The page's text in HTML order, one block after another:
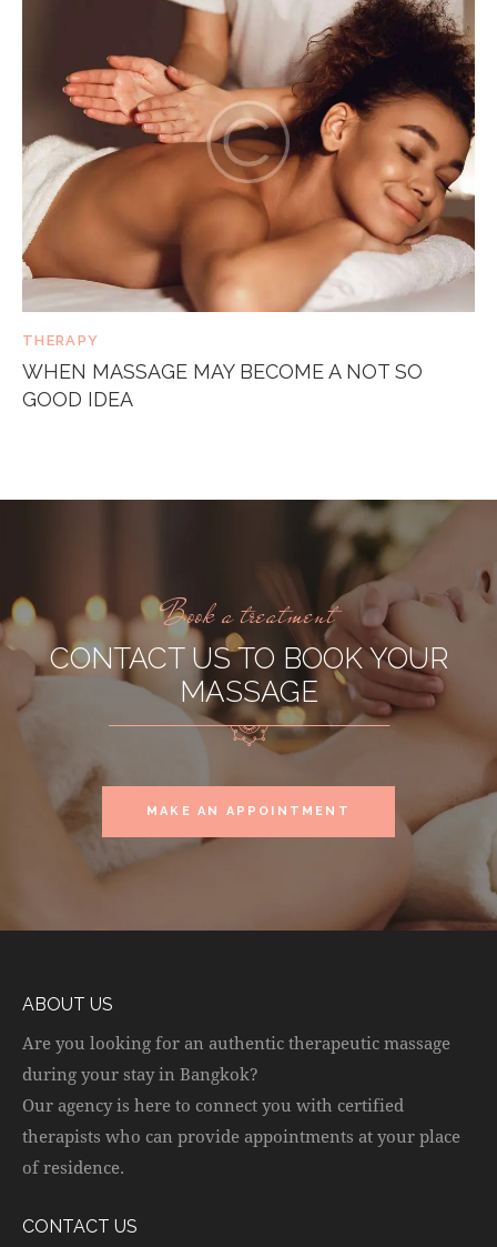
THERAPY
WHEN MASSAGE MAY BECOME A NOT SO
GOOD IDEA
Book a treatment
CONTACT US TO BOOK YOUR
MASSAGE
MAKE AN APPOINTMENT
ABOUT US
Are you looking for an authentic therapeutic massage
during your stay in Bangkok?
Our agency is here to connect you with certified
therapists who can provide appointments at your place
of residence.
CONTACT US